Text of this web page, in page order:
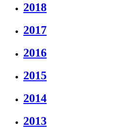
2018
2017
2016
2015
2014
2013